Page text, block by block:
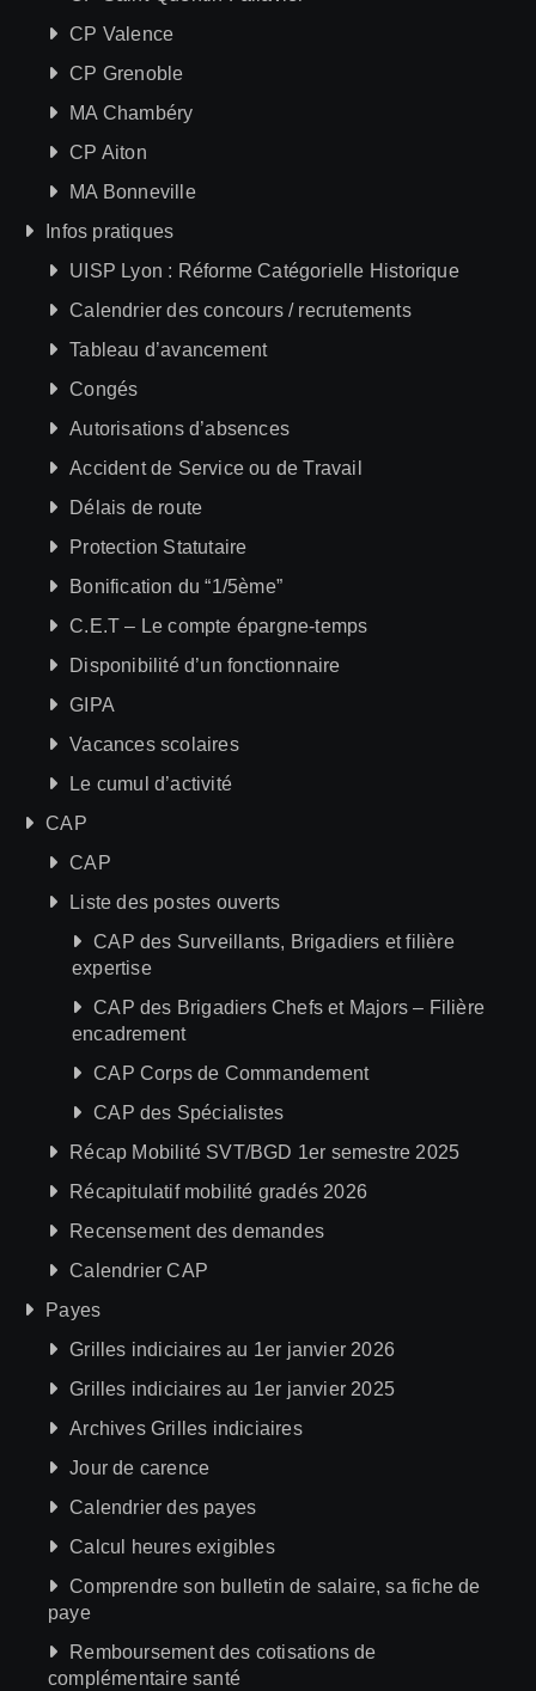
CP Valence
CP Grenoble
MA Chambéry
CP Aiton
MA Bonneville
Infos pratiques
UISP Lyon : Réforme Catégorielle Historique
Calendrier des concours / recrutements
Tableau d’avancement
Congés
Autorisations d’absences
Accident de Service ou de Travail
Délais de route
Protection Statutaire
Bonification du “1/5ème”
C.E.T – Le compte épargne-temps
Disponibilité d’un fonctionnaire
GIPA
Vacances scolaires
Le cumul d’activité
CAP
CAP
Liste des postes ouverts
CAP des Surveillants, Brigadiers et filière
expertise
CAP des Brigadiers Chefs et Majors – Filière
encadrement
CAP Corps de Commandement
CAP des Spécialistes
Récap Mobilité SVT/BGD 1er semestre 2025
Récapitulatif mobilité gradés 2026
Recensement des demandes
Calendrier CAP
Payes
Grilles indiciaires au 1er janvier 2026
Grilles indiciaires au 1er janvier 2025
Archives Grilles indiciaires
Jour de carence
Calendrier des payes
Calcul heures exigibles
Comprendre son bulletin de salaire, sa fiche de
paye
Remboursement des cotisations de
complémentaire santé